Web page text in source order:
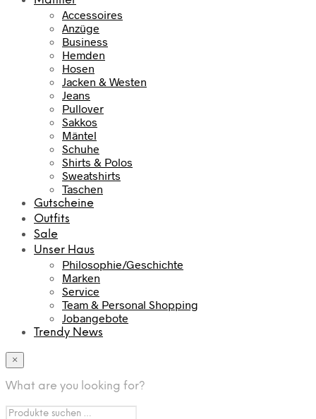
Accessoires
Anzüge
Business
Hemden
Hosen
Jacken & Westen
Jeans
Pullover
Sakkos
Mäntel
Schuhe
Shirts & Polos
Sweatshirts
Taschen
Gutscheine
Outfits
Sale
Unser Haus
Philosophie/Geschichte
Marken
Service
Team & Personal Shopping
Jobangebote
Trendy News
×
What are you looking for?